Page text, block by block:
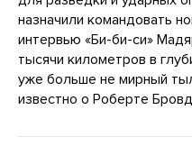
назначили командовать
интервью «Би-би-си»
тысячи километров в
уже больше не мирный
известно о Роберте